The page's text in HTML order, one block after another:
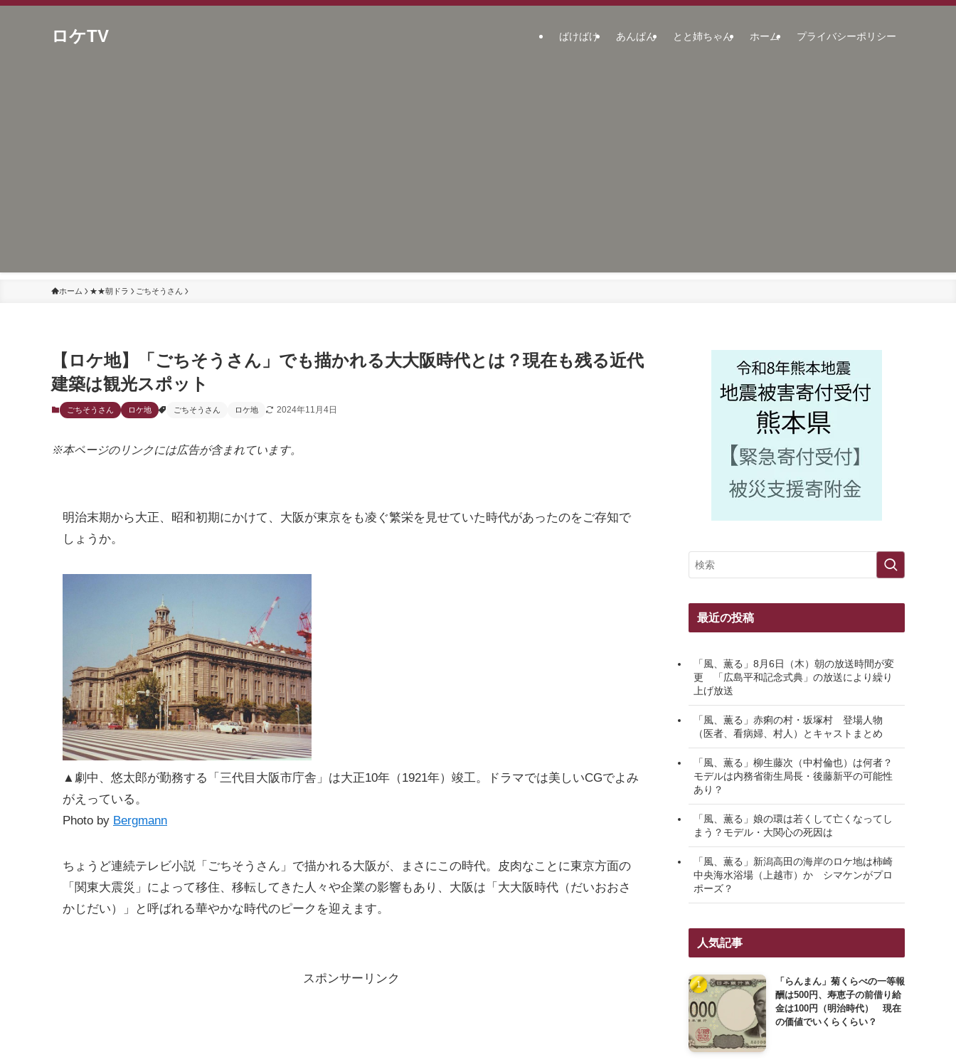
ロケTV ばけばけ あんぱん とと姉ちゃん ホーム プライバシーポリシー
ホーム ★★朝ドラ ごちそうさん
【ロケ地】「ごちそうさん」でも描かれる大大阪時代とは？現在も残る近代
建築は観光スポット
ごちそうさん ロケ地 ごちそうさん ロケ地 2024年11月4日
※本ページのリンクには広告が含まれています。
明治末期から大正、昭和初期にかけて、大阪が東京をも凌ぐ繁栄を見せていた時代があったのをご存知で
しょうか。
▲劇中、悠太郎が勤務する「三代目大阪市庁舎」は大正10年（1921年）竣工。ドラマでは美しいCGでよみ
がえっている。
Photo by Bergmann
ちょうど連続テレビ小説「ごちそうさん」で描かれる大阪が、まさにこの時代。皮肉なことに東京方面の
「関東大震災」によって移住、移転してきた人々や企業の影響もあり、大阪は「大大阪時代（だいおおさ
かじだい）」と呼ばれる華やかな時代のピークを迎えます。
スポンサーリンク
最近の投稿
「風、薫る」8月6日（木）朝の放送時間が変
更 「広島平和記念式典」の放送により繰り
上げ放送
「風、薫る」赤痢の村・坂塚村 登場人物
（医者、看病婦、村人）とキャストまとめ
「風、薫る」柳生藤次（中村倫也）は何者？
モデルは内務省衛生局長・後藤新平の可能性
あり？
「風、薫る」娘の環は若くして亡くなってし
まう？モデル・大関心の死因は
「風、薫る」新潟高田の海岸のロケ地は柿崎
中央海水浴場（上越市）か シマケンがプロ
ポーズ？
人気記事
「らんまん」菊くらべの一等報
酬は500円、寿恵子の前借り給
金は100円（明治時代） 現在
の価値でいくらくらい？